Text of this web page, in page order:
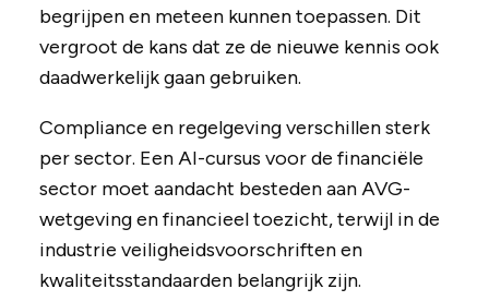
begrijpen en meteen kunnen toepassen. Dit
vergroot de kans dat ze de nieuwe kennis ook
daadwerkelijk gaan gebruiken.
Compliance en regelgeving verschillen sterk
per sector. Een AI-cursus voor de financiële
sector moet aandacht besteden aan AVG-
wetgeving en financieel toezicht, terwijl in de
industrie veiligheidsvoorschriften en
kwaliteitsstandaarden belangrijk zijn.